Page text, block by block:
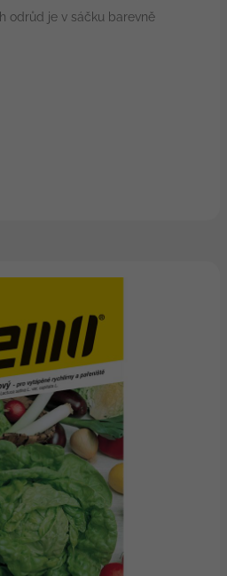
odrůd je v sáčku barevně